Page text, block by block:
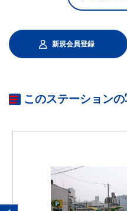
新規会員登録
このステーションの